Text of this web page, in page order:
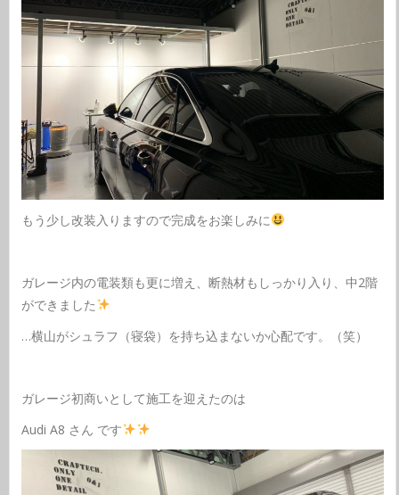
もう少し改装入りますので完成をお楽しみに
ガレージ内の電装類も更に増え、断熱材もしっかり入り、中2階
ができました
…横山がシュラフ（寝袋）を持ち込まないか心配です。（笑）
ガレージ初商いとして施工を迎えたのは
Audi A8 さん です